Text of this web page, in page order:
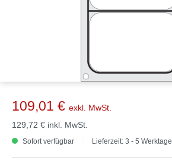
109,01 € exkl. MwSt.
129,72 € inkl. MwSt.
Sofort verfügbar Lieferzeit: 3 - 5 Werktage